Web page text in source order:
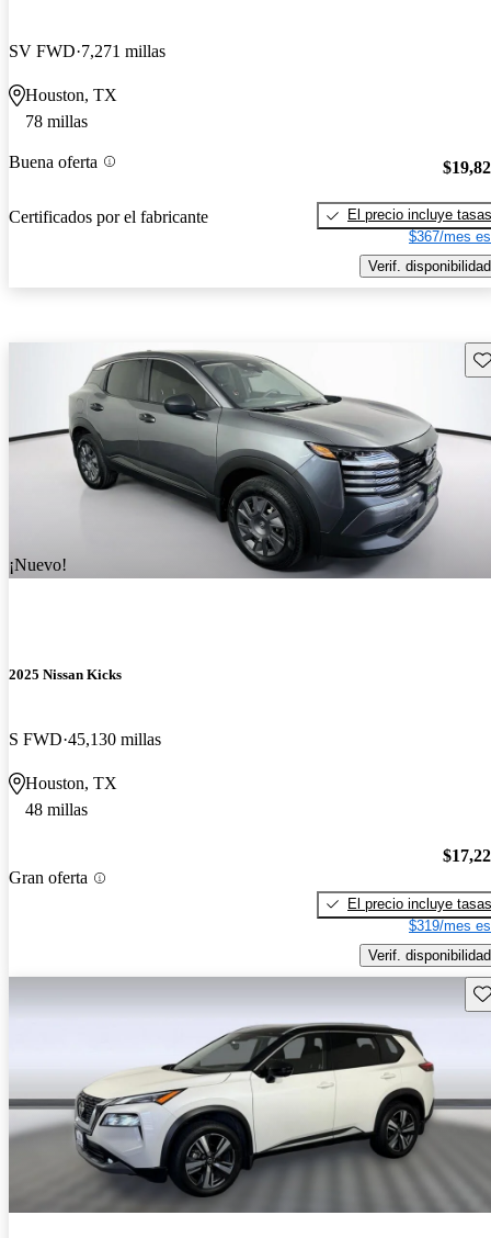
SV FWD 7,271 millas
Houston, TX
78 millas
Buena oferta
Certificados por el fabricante
El precio incluye tasas
$367/mes
Verif. disponibilidad
¡Nuevo!
2025 Nissan Kicks
S FWD 45,130 millas
Houston, TX
48 millas
Gran oferta
El precio incluye tasas
$319/mes
Verif. disponibilidad